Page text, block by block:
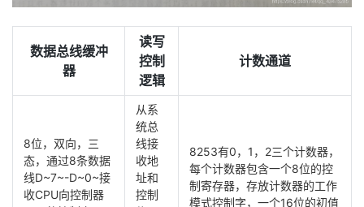
的
课
我
的
我
验
收
技
术
的
云
议
数据总线缓冲
器
读写
控制
逻辑
计数通道
8位，双向，三
态，通过8条数据
线D~7~-D~0~接
收CPU向控制器
从系
统总
线接
收地
址和
控制
8253有0，1，2三个计数器，
每个计数器包含一个8位的控
制寄存器，存放计数器的工作
模式控制字，一个16位的初值